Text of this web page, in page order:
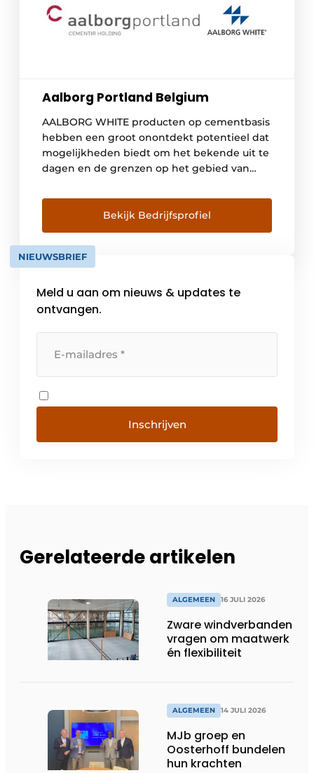
Aalborg Portland Belgium
AALBORG WHITE producten op cementbasis
hebben een groot onontdekt potentieel dat
mogelijkheden biedt om het bekende uit te
dagen en de grenzen op het gebied van
bouwmaterialen van de toekomst. Plastisch
vormbare eigenschappen, de echte kleuren
van de regenboog of het gladde witte
oppervlak dat het spel van licht […]
Bekijk Bedrijfsprofiel
NIEUWSBRIEF
Meld u aan om nieuws & updates te
ontvangen.
Inschrijven
Gerelateerde artikelen
ALGEMEEN 16 JULI 2026
Zware windverbanden
vragen om maatwerk
én flexibiliteit
ALGEMEEN 14 JULI 2026
MJb groep en
Oosterhoff bundelen
hun krachten